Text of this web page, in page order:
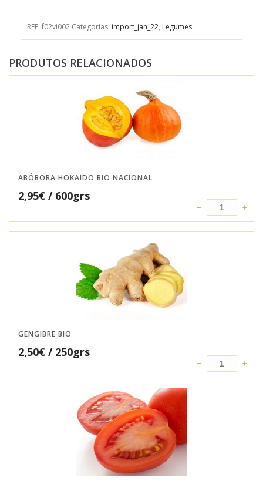
REF: f02vi002 Categorias: import_jan_22, Legumes
PRODUTOS RELACIONADOS
ABÓBORA HOKAIDO BIO NACIONAL
2,95€ / 600grs
GENGIBRE BIO
2,50€ / 250grs